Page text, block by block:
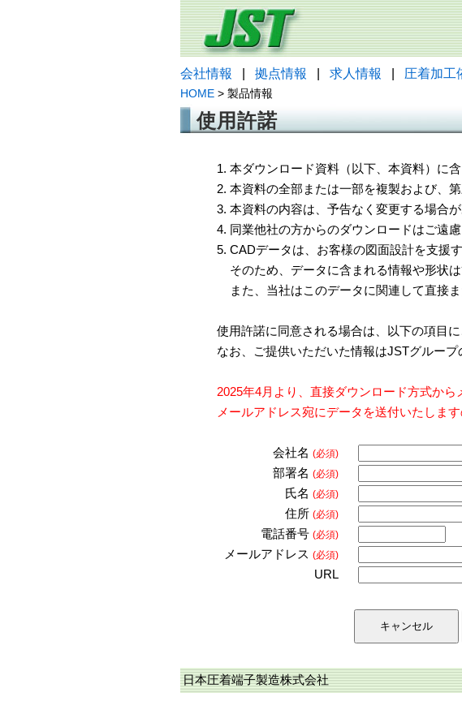
会社情報 拠点情報 求人情報 圧着加工
HOME > 製品情報
使用許諾
1. 本ダウンロード資料（以下、本資料）に
2. 本資料の全部または一部を複製および、
3. 本資料の内容は、予告なく変更する場合
4. 同業他社の方からのダウンロードはご遠慮
5. CADデータは、お客様の図面設計を支援
そのため、データに含まれる情報や形状は
また、当社はこのデータに関連して直接ま
使用許諾に同意される場合は、以下の項目
なお、ご提供いただいた情報はJSTグルー
2025年4月より、直接ダウンロード方式か
メールアドレス宛にデータを送付いたしま
会社名 (必須)
部署名 (必須)
氏名 (必須)
住所 (必須)
電話番号 (必須)
メールアドレス (必須)
URL
日本圧着端子製造株式会社